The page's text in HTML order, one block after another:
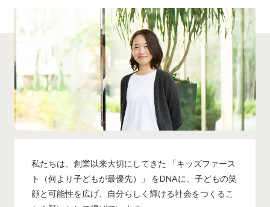
私たちは、創業以来大切にしてきた 「キッズファース
ト（何より子どもが最優先）」 をDNAに、子どもの笑
顔と可能性を広げ、自分らしく輝ける社会をつくるこ